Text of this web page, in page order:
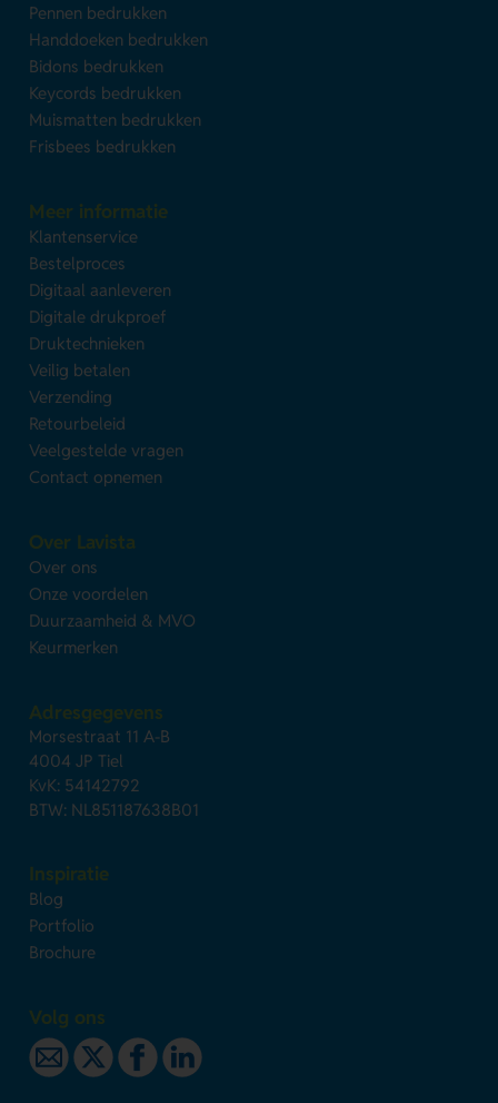
Pennen bedrukken
Handdoeken bedrukken
Bidons bedrukken
Keycords bedrukken
Muismatten bedrukken
Frisbees bedrukken
Meer informatie
Klantenservice
Bestelproces
Digitaal aanleveren
Digitale drukproef
Druktechnieken
Veilig betalen
Verzending
Retourbeleid
Veelgestelde vragen
Contact opnemen
Over Lavista
Over ons
Onze voordelen
Duurzaamheid & MVO
Keurmerken
Adresgegevens
Morsestraat 11 A-B
4004 JP Tiel
KvK: 54142792
BTW: NL851187638B01
Inspiratie
Blog
Portfolio
Brochure
Volg ons